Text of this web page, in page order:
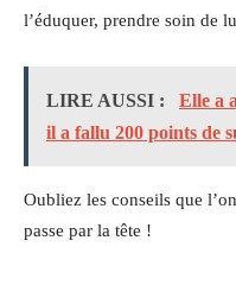
l’éduquer, prendre soin de
LIRE AUSSI :
Elle a
il a fallu 200 points de
Oubliez les conseils que
passe par la tête !